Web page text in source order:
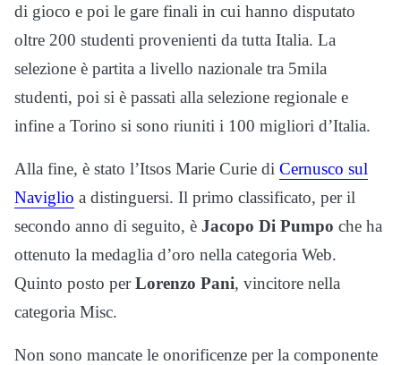
di gioco e poi le gare finali in cui hanno disputato
oltre 200 studenti provenienti da tutta Italia. La
selezione è partita a livello nazionale tra 5mila
studenti, poi si è passati alla selezione regionale e
infine a Torino si sono riuniti i 100 migliori d’Italia.
Alla fine, è stato l’Itsos Marie Curie di Cernusco sul
Naviglio a distinguersi. Il primo classificato, per il
secondo anno di seguito, è Jacopo Di Pumpo che ha
ottenuto la medaglia d’oro nella categoria Web.
Quinto posto perLorenzo Pani, vincitore nella
categoria Misc.
Non sono mancate le onorificenze per la componente